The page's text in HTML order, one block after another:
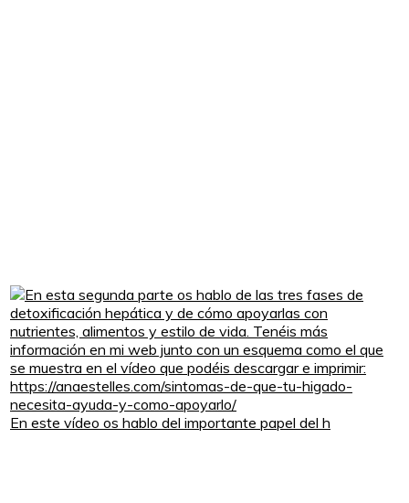
En este vídeo os hablo del importante papel del h